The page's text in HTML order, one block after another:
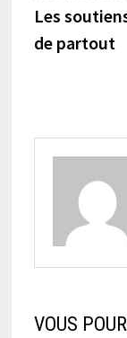
de
l’article
Les
de partout
VOUS